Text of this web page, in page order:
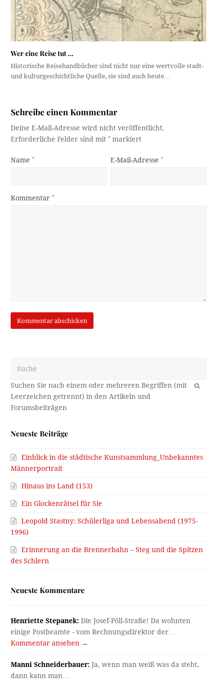
Wer eine Reise tut …
Historische Reisehandbücher sind nicht nur eine wertvolle stadt-
und kulturgeschichtliche Quelle, sie sind auch heute…
Schreibe einen Kommentar
Deine E-Mail-Adresse wird nicht veröffentlicht.
Erforderliche Felder sind mit* markiert
Name* E-Mail-Adresse*
Kommentar*
OK
Neueste Beiträge
Einblick in die städtische Kunstsammlung_Unbekanntes
Männerportrait
Hinaus ins Land (153)
Ein Glockenrätsel für Sie
Leopold Stastny: Schülerliga und Lebensabend (1975-
1996)
Erinnerung an die Brennerbahn – Steg und die Spitzen
des Schlern
Neueste Kommentare
Henriette Stepanek: Die Josef-Pöll-Straße! Da wohnten
einige Postbeamte - vom Rechnungsdirektor der…
Kommentar ansehen →
Manni Schneiderbauer: Ja, wenn man weiß was da steht,
dann kann man…